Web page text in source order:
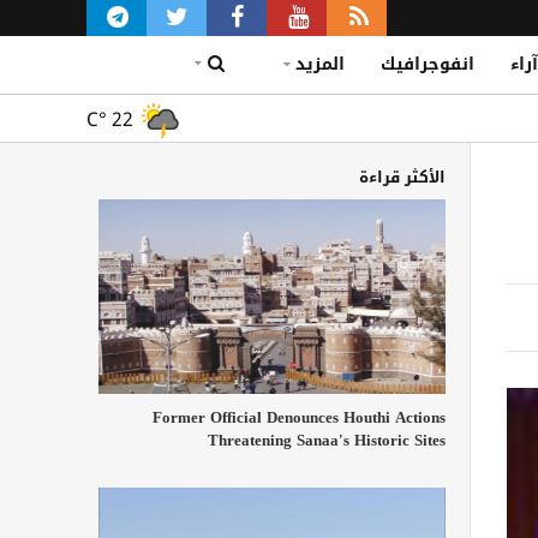
آراء انفوجرافيك المزيد
C° 22
الأكثر قراءة
Former Official Denounces Houthi Actions
Threatening Sanaa's Historic Sites